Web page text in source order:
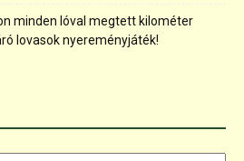
minden lóval megtett kilométer
lovasok nyereményjáték!